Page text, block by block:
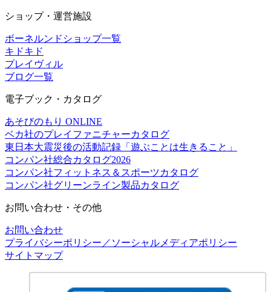
ショップ・運営施設
ボーネルンドショップ一覧
キドキド
プレイヴィル
ブログ一覧
電子ブック・カタログ
あそびのもり ONLINE
ベカ社のプレイファニチャーカタログ
東日本大震災後の活動記録「遊ぶことは生きること」
コンパン社総合カタログ2026
コンパン社フィットネス＆スポーツカタログ
コンパン社グリーンライン製品カタログ
お問い合わせ・その他
お問い合わせ
プライバシーポリシー／ソーシャルメディアポリシー
サイトマップ